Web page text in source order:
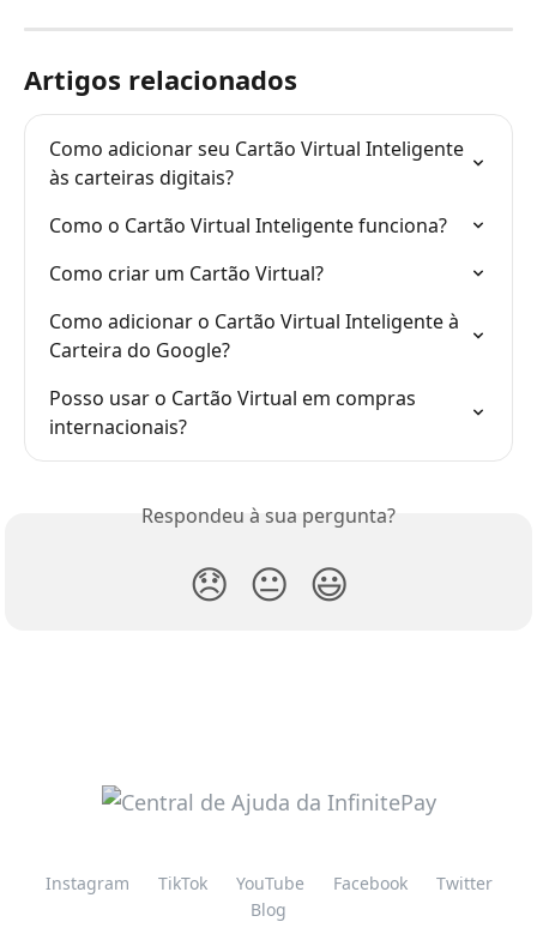
Artigos relacionados
Como adicionar seu Cartão Virtual Inteligente
às carteiras digitais?
Como o Cartão Virtual Inteligente funciona?
Como criar um Cartão Virtual?
Como adicionar o Cartão Virtual Inteligente à
Carteira do Google?
Posso usar o Cartão Virtual em compras
internacionais?
Respondeu à sua pergunta?
😞 😐 😃
Instagram TikTok YouTube Facebook
Twitter
Blog